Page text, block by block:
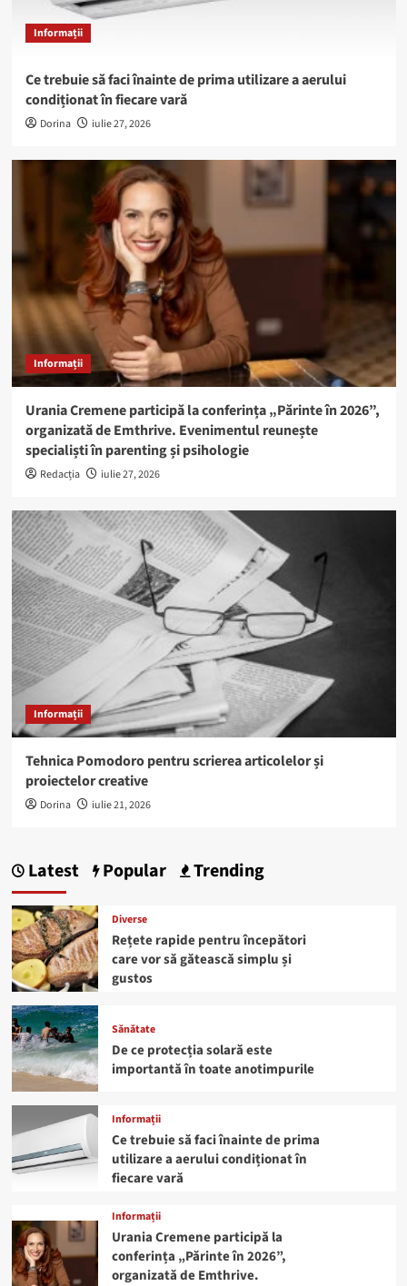
Informații
Ce trebuie să faci înainte de prima utilizare a aerului
condiționat în fiecare vară
Dorina iulie 27, 2026
Informații
Urania Cremene participă la conferința „Părinte în 2026”,
organizată de Emthrive. Evenimentul reunește
specialiști în parenting și psihologie
Redacția iulie 27, 2026
Informații
Tehnica Pomodoro pentru scrierea articolelor și
proiectelor creative
Dorina iulie 21, 2026
Latest Popular Trending
Diverse
Rețete rapide pentru începători
care vor să gătească simplu și
gustos
Sănătate
De ce protecția solară este
importantă în toate anotimpurile
Informații
Ce trebuie să faci înainte de prima
utilizare a aerului condiționat în
fiecare vară
Informații
Urania Cremene participă la
conferința „Părinte în 2026”,
organizată de Emthrive.